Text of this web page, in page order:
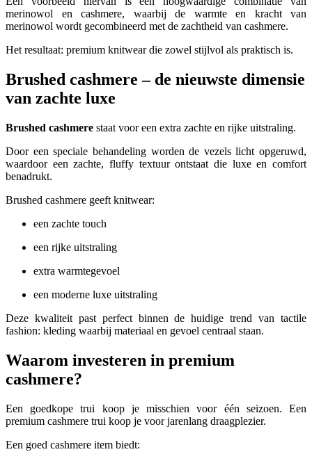
merinowol en cashmere, waarbij de warmte en kracht van
merinowol wordt gecombineerd met de zachtheid van cashmere.
Het resultaat: premium knitwear die zowel stijlvol als praktisch is.
Brushed cashmere – de nieuwste dimensie
van zachte luxe
Brushed cashmere staat voor een extra zachte en rijke uitstraling.
Door een speciale behandeling worden de vezels licht opgeruwd,
waardoor een zachte, fluffy textuur ontstaat die luxe en comfort
benadrukt.
Brushed cashmere geeft knitwear:
een zachte touch
een rijke uitstraling
extra warmtegevoel
een moderne luxe uitstraling
Deze kwaliteit past perfect binnen de huidige trend van tactile
fashion: kleding waarbij materiaal en gevoel centraal staan.
Waarom investeren in premium
cashmere?
Een goedkope trui koop je misschien voor één seizoen. Een
premium cashmere trui koop je voor jarenlang draagplezier.
Een goed cashmere item biedt: